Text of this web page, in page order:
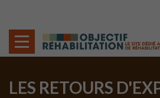
LES RETOURS